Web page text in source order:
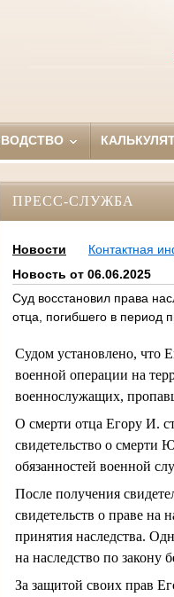
ПРЕСС-СЛУЖБА
Новости
Контактная
Новость от 06.06.2025
Суд восстановил права
отца, погибшего в период
Судом установлено, что
военной операции на
военнослужащих,
О смерти отца Егору И.
свидетельство о смерти
обязанностей военной
После получения
свидетельств о праве на
принятия наследства.
на наследство по закону
За защитой своих прав